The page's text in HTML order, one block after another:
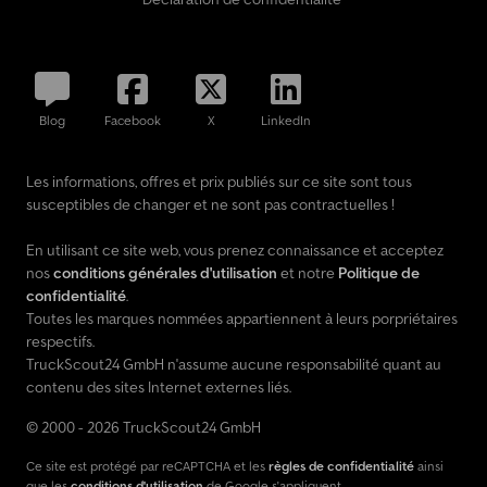
Blog Facebook X LinkedIn
Les informations, offres et prix publiés sur ce site sont tous
susceptibles de changer et ne sont pas contractuelles !
En utilisant ce site web, vous prenez connaissance et acceptez
nosconditions générales d'utilisation et notre Politique de
confidentialité.
Toutes les marques nommées appartiennent à leurs porpriétaires
respectifs.
TruckScout24 GmbH n'assume aucune responsabilité quant au
contenu des sites Internet externes liés.
© 2000 - 2026 TruckScout24 GmbH
Ce site est protégé par reCAPTCHA et les règles de confidentialité ainsi